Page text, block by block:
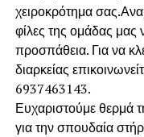
χειροκρότημα
φίλες της ομάδας μας
προσπάθεια. Για να
διαρκείας
6937463143.
Ευχαριστούμε θερμά
για την σπουδαία